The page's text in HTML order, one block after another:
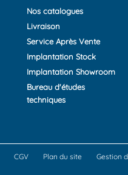
Nos catalogues
Livraison
Service Après Vente
Implantation Stock
Implantation Showroom
Bureau d'études
techniques
CGV Plan du site
Gestion